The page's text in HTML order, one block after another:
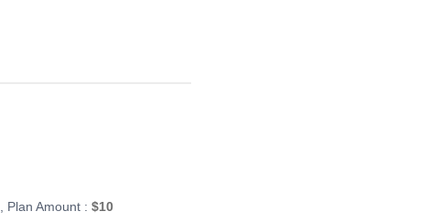
, Plan Amount : $10